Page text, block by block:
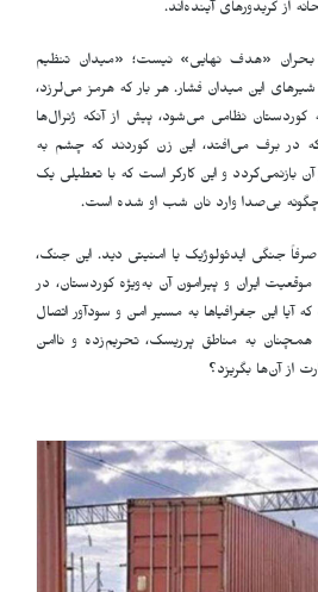
از کریدورهای آینده‌اند.
بحران «هدف نهایی» نیست؛ «میدان تنظیم
این میدان فشار. هر بار که هرمز می‌لرزد،
نظامی می‌شود، پیش از آنکه ژنرال‌ها
در برف می‌افتد، این زن کوردند که چشم به
بازنمی‌گردد و این کارگر است که با تعطیلی یک
بی‌صدا وارد نان شب او شده است.
صرفاً جنگی ایدئولوژیک یا امنیتی دید. این جنگ،
ایران و پیرامون آن به‌ویژه کوردستان، در
آیا این جغرافیاها به مسیر امن و سودآور اتصال
به مناطق پرریسک، تحریم‌زده و ناامن
از آن‌ها بگریزد؟